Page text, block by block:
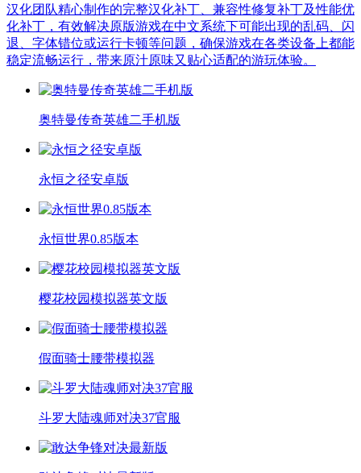
汉化团队精心制作的完整汉化补丁、兼容性修复补丁及性能优
化补丁，有效解决原版游戏在中文系统下可能出现的乱码、闪
退、字体错位或运行卡顿等问题，确保游戏在各类设备上都能
稳定流畅运行，带来原汁原味又贴心适配的游玩体验。
奥特曼传奇英雄二手机版
永恒之径安卓版
永恒世界0.85版本
樱花校园模拟器英文版
假面骑士腰带模拟器
斗罗大陆魂师对决37官服